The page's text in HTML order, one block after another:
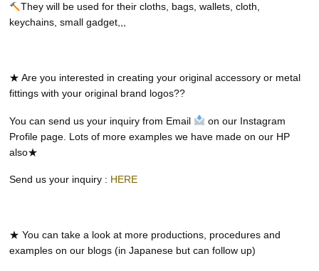
They will be used for their cloths, bags, wallets, cloth,
keychains, small gadget,,,
★ Are you interested in creating your original accessory or metal
fittings with your original brand logos??
You can send us your inquiry from Email
on our Instagram
Profile page. Lots of more examples we have made on our HP
also★
Send us your inquiry : HERE
★ You can take a look at more productions, procedures and
examples on our blogs (in Japanese but can follow up)